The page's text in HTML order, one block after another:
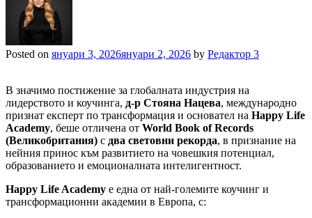
Posted on януари 3, 2026януари 2, 2026 by Редактор 3
В значимо постижение за глобалната индустрия на
лидерството и коучинга, д-р Стояна Нацева, международно
признат експерт по трансформация и основател на Happy Life
Academy, беше отличена от World Book of Records
(Великобритания) с два световни рекорда, в признание на
нейния принос към развитието на човешкия потенциал,
образованието и емоционалната интелигентност.
Happy Life Academy е една от най-големите коучинг и
трансформационни академии в Европа, с: